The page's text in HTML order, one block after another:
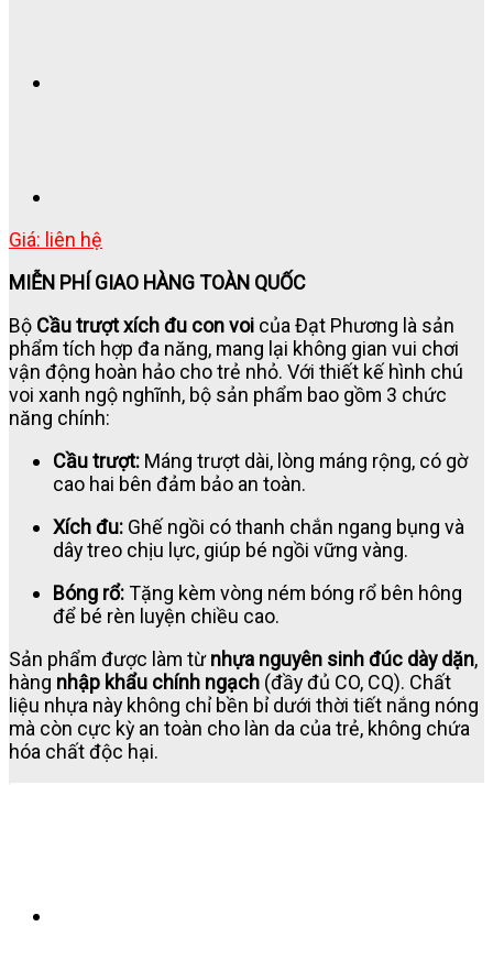
Giá: liên hệ
MIỄN PHÍ GIAO HÀNG TOÀN QUỐC
Bộ Cầu trượt xích đu con voi của Đạt Phương là sản
phẩm tích hợp đa năng, mang lại không gian vui chơi
vận động hoàn hảo cho trẻ nhỏ. Với thiết kế hình chú
voi xanh ngộ nghĩnh, bộ sản phẩm bao gồm 3 chức
năng chính:
Cầu trượt: Máng trượt dài, lòng máng rộng, có gờ
cao hai bên đảm bảo an toàn.
Xích đu: Ghế ngồi có thanh chắn ngang bụng và
dây treo chịu lực, giúp bé ngồi vững vàng.
Bóng rổ: Tặng kèm vòng ném bóng rổ bên hông
để bé rèn luyện chiều cao.
Sản phẩm được làm từnhựa nguyên sinh đúc dày dặn,
hàng nhập khẩu chính ngạch (đầy đủ CO, CQ). Chất
liệu nhựa này không chỉ bền bỉ dưới thời tiết nắng nóng
mà còn cực kỳ an toàn cho làn da của trẻ, không chứa
hóa chất độc hại.